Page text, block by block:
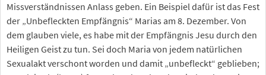
Missverständnissen Anlass geben. Ein Beispiel dafür ist das Fest
der „Unbefleckten Empfängnis“ Marias am 8. Dezember. Von
dem glauben viele, es habe mit der Empfängnis Jesu durch den
Heiligen Geist zu tun. Sei doch Maria von jedem natürlichen
Sexualakt verschont worden und damit „unbefleckt“ geblieben;